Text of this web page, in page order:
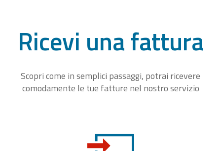
Ricevi una fattura
Scopri come in semplici passaggi, potrai ricevere
comodamente le tue fatture nel nostro servizio